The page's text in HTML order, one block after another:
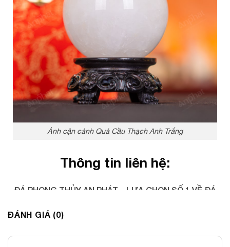
Ảnh cận cảnh Quả Cầu Thạch Anh Trắng
Thông tin liên hệ:
ĐÁ PHONG THỦY AN PHÁT – LỰA CHỌN SỐ 1 VỀ ĐÁ
Địa chỉ: 60/69 Bùi Huy Bích, Hoàng Mai, Hà Nội
ĐÁNH GIÁ (0)